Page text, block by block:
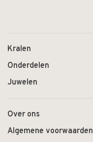
Kralen
Onderdelen
Juwelen
Over ons
Algemene voorwaarden